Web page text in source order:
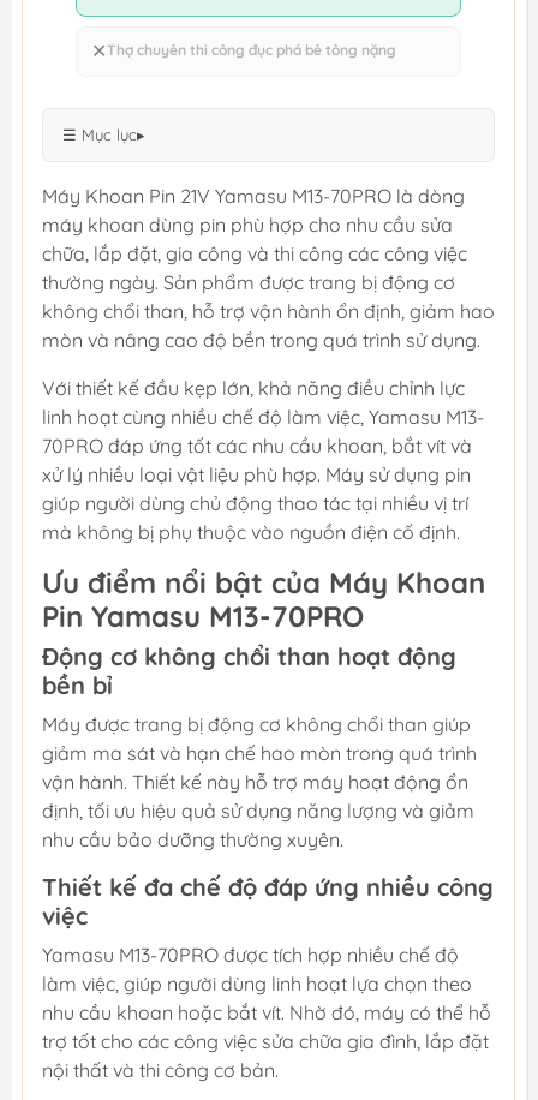
✕Thợ chuyên thi công đục phá bê tông nặng
☰ Mục lục▸
Máy Khoan Pin 21V Yamasu M13-70PRO là dòng
máy khoan dùng pin phù hợp cho nhu cầu sửa
chữa, lắp đặt, gia công và thi công các công việc
thường ngày. Sản phẩm được trang bị động cơ
không chổi than, hỗ trợ vận hành ổn định, giảm hao
mòn và nâng cao độ bền trong quá trình sử dụng.
Với thiết kế đầu kẹp lớn, khả năng điều chỉnh lực
linh hoạt cùng nhiều chế độ làm việc, Yamasu M13-
70PRO đáp ứng tốt các nhu cầu khoan, bắt vít và
xử lý nhiều loại vật liệu phù hợp. Máy sử dụng pin
giúp người dùng chủ động thao tác tại nhiều vị trí
mà không bị phụ thuộc vào nguồn điện cố định.
Ưu điểm nổi bật của Máy Khoan
Pin Yamasu M13-70PRO
Động cơ không chổi than hoạt động
bền bỉ
Máy được trang bị động cơ không chổi than giúp
giảm ma sát và hạn chế hao mòn trong quá trình
vận hành. Thiết kế này hỗ trợ máy hoạt động ổn
định, tối ưu hiệu quả sử dụng năng lượng và giảm
nhu cầu bảo dưỡng thường xuyên.
Thiết kế đa chế độ đáp ứng nhiều công
việc
Yamasu M13-70PRO được tích hợp nhiều chế độ
làm việc, giúp người dùng linh hoạt lựa chọn theo
nhu cầu khoan hoặc bắt vít. Nhờ đó, máy có thể hỗ
trợ tốt cho các công việc sửa chữa gia đình, lắp đặt
nội thất và thi công cơ bản.